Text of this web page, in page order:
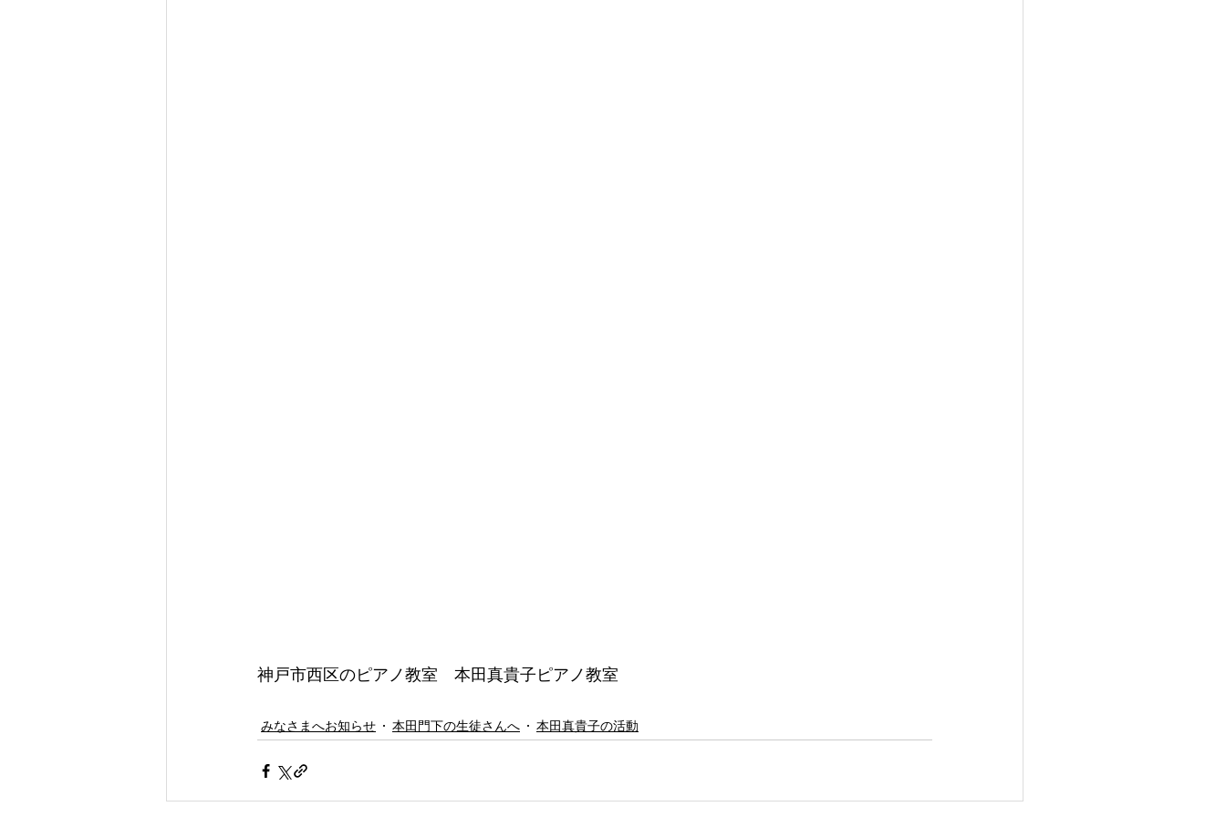
神戸市西区のピアノ教室　本田真貴子ピアノ教室
みなさまへお知らせ 本田門下の生徒さんへ 本田真貴子の活動